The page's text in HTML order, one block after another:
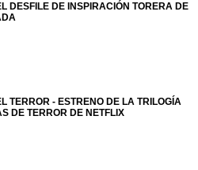
DESFILE DE INSPIRACIÓN TORERA DE
TERROR - ESTRENO DE LA TRILOGÍA
DE TERROR DE NETFLIX